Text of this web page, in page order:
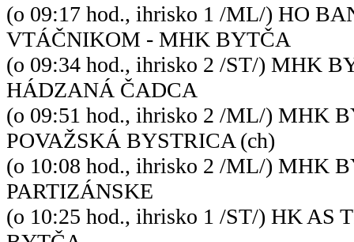
(o 09:17 hod., ihrisko 1 /ML/) HO
VTÁČNIKOM - MHK BYTČA
(o 09:34 hod., ihrisko 2 /ST/) MHK
HÁDZANÁ ČADCA
(o 09:51 hod., ihrisko 2 /ML/) MHK
POVAŽSKÁ BYSTRICA (ch)
(o 10:08 hod., ihrisko 2 /ML/) MHK
PARTIZÁNSKE
(o 10:25 hod., ihrisko 1 /ST/) HK AS